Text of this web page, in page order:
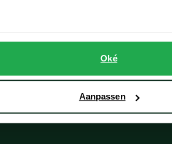
Oké
Aanpassen